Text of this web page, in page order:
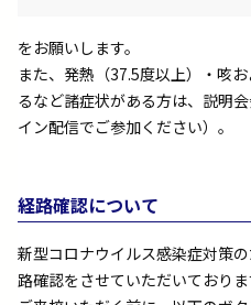
をお願いします。
また、発熱（37.5度以上）・咳
るなど諸症状がある方は、説明
イン配信でご参加ください）。
経路確認について
新型コロナウイルス感染症対策
路確認をさせていただいておりま